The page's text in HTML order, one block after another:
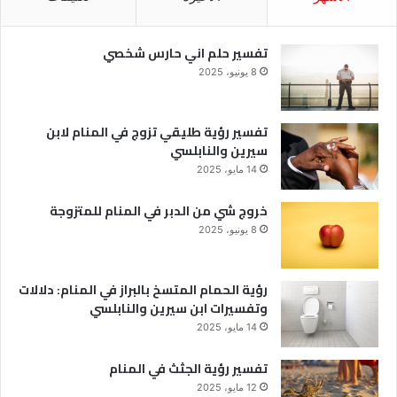
تفسير حلم اني حارس شخصي
8 يونيو، 2025
تفسير رؤية طليقي تزوج في المنام لابن
سيرين والنابلسي
14 مايو، 2025
خروج شي من الدبر في المنام للمتزوجة
8 يونيو، 2025
رؤية الحمام المتسخ بالبراز في المنام: دلالات
وتفسيرات ابن سيرين والنابلسي
14 مايو، 2025
تفسير رؤية الجثث في المنام
12 مايو، 2025